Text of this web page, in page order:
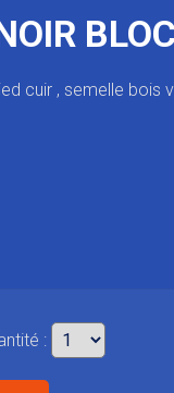
cuir , semelle
: